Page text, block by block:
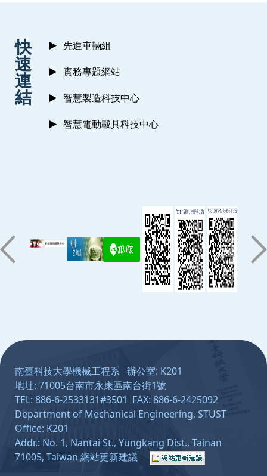
快
速
連
結
先進車輛組
實務專題網站
智慧製造科技中心
智慧電動載具科技中心
南臺科技大學機械工程系 辦公室: K201
地址: 71005台南市永康區南台街1號
TEL: 886-6-2533131#3501 FAX: 886-6-2425092
Department of Mechanical Engineering, STUST
Office: K201
Addr.: No. 1, Nantai St., Yungkang Dist., Tainan
71005, Taiwan 網站更新建議 ：